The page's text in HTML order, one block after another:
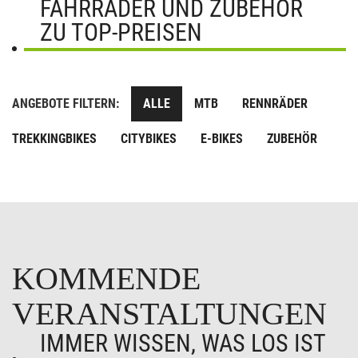
FAHRRÄDER UND ZUBEHÖR
ZU TOP-PREISEN
ANGEBOTE FILTERN: ALLE MTB RENNRÄDER
TREKKINGBIKES CITYBIKES E-BIKES ZUBEHÖR
KOMMENDE
VERANSTALTUNGEN
IMMER WISSEN, WAS LOS IST